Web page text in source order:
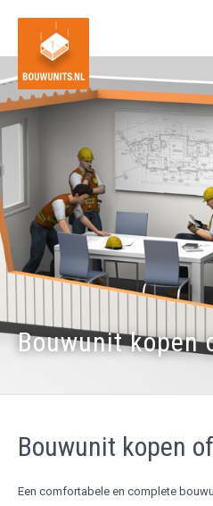
Bouwunit kopen
Bouwunit kopen
Een comfortabele en complete